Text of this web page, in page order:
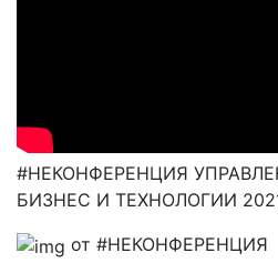
#НЕКОНФЕРЕНЦИЯ
БИЗНЕС И ТЕХНОЛОГИИ
от #НЕКОНФЕРЕНЦИЯ